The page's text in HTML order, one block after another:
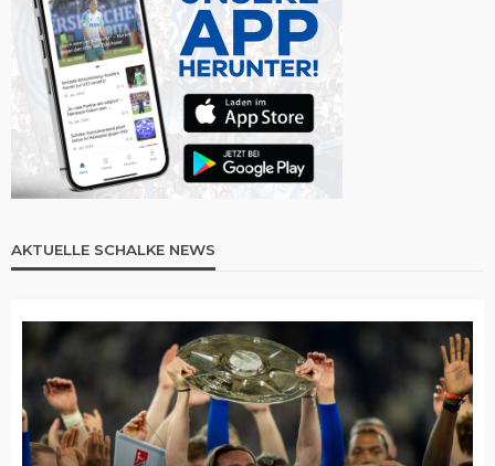
AKTUELLE SCHALKE NEWS